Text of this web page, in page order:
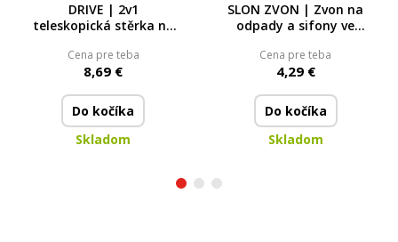
DRIVE | 2v1
teleskopická stěrka na
gumou | 51–81 cm
Cena pre teba
8,69 €
Do kočíka
Skladom
SLON ZVON | Zvon na
odpady a sifony ve
Cena pre teba
4,29 €
Do kočíka
Skladom